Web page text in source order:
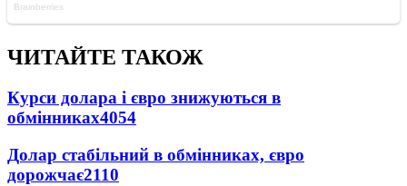
ЧИТАЙТЕ ТАКОЖ
Курси долара і євро знижуються в
обмінниках4054
Долар стабільний в обмінниках, євро
дорожчає2110